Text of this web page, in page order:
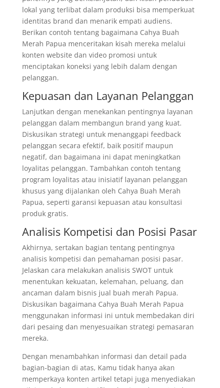
lokal yang terlibat dalam produksi bisa memperkuat
identitas brand dan menarik empati audiens.
Berikan contoh tentang bagaimana Cahya Buah
Merah Papua menceritakan kisah mereka melalui
konten website dan video promosi untuk
menciptakan koneksi yang lebih dalam dengan
pelanggan.
Kepuasan dan Layanan Pelanggan
Lanjutkan dengan menekankan pentingnya layanan
pelanggan dalam membangun brand yang kuat.
Diskusikan strategi untuk menanggapi feedback
pelanggan secara efektif, baik positif maupun
negatif, dan bagaimana ini dapat meningkatkan
loyalitas pelanggan. Tambahkan contoh tentang
program loyalitas atau inisiatif layanan pelanggan
khusus yang dijalankan oleh Cahya Buah Merah
Papua, seperti garansi kepuasan atau konsultasi
produk gratis.
Analisis Kompetisi dan Posisi Pasar
Akhirnya, sertakan bagian tentang pentingnya
analisis kompetisi dan pemahaman posisi pasar.
Jelaskan cara melakukan analisis SWOT untuk
menentukan kekuatan, kelemahan, peluang, dan
ancaman dalam bisnis jual buah merah Papua.
Diskusikan bagaimana Cahya Buah Merah Papua
menggunakan informasi ini untuk membedakan diri
dari pesaing dan menyesuaikan strategi pemasaran
mereka.
Dengan menambahkan informasi dan detail pada
bagian-bagian di atas, Kamu tidak hanya akan
memperkaya konten artikel tetapi juga menyediakan